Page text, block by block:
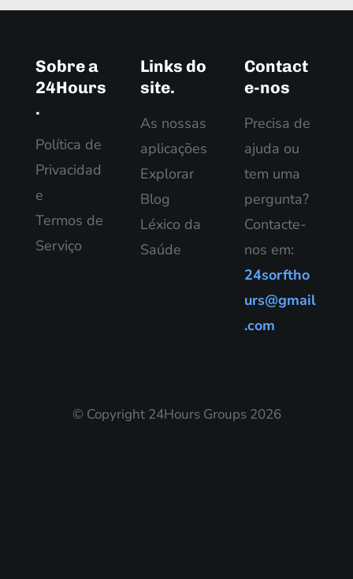
Sobre a
24Hours
.
Política de
Privacidad
e
Termos de
Serviço
Links do
site.
As nossas
aplicações
Explorar
Blog
Léxico da
Saúde
Contact
e-nos
Precisa de
ajuda ou
tem uma
pergunta?
Contacte-
nos em:
24sorftho
urs@gmail
.com
© Copyright 24Hours Groups 2026